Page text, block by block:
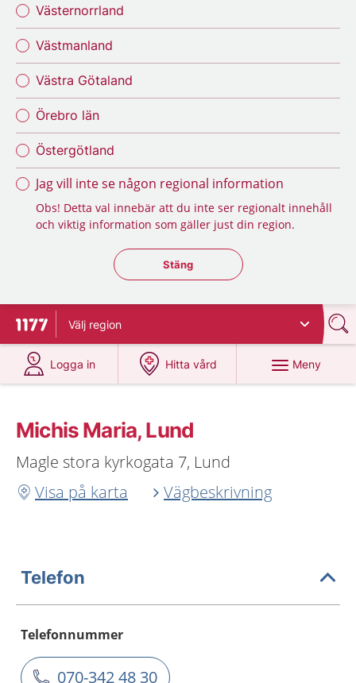
Västernorrland
Västmanland
Västra Götaland
Örebro län
Östergötland
Jag vill inte se någon regional information
Obs! Detta val innebär att du inte ser regionalt innehåll
och viktig information som gäller just din region.
Stäng regionsväljaren
Stäng
Till startsidan för 1177
Välj region
Logga in
på 1177.se
Hitta vård
på 1177.se
Meny
Michis Maria, Lund
Magle stora kyrkogata 7, Lund
Visa på karta
Vägbeskrivning
Telefon
Telefonnummer
070-342 48 30